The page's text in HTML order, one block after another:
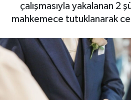
çalışmasıyla yakalanan 2
mahkemece tutuklanarak